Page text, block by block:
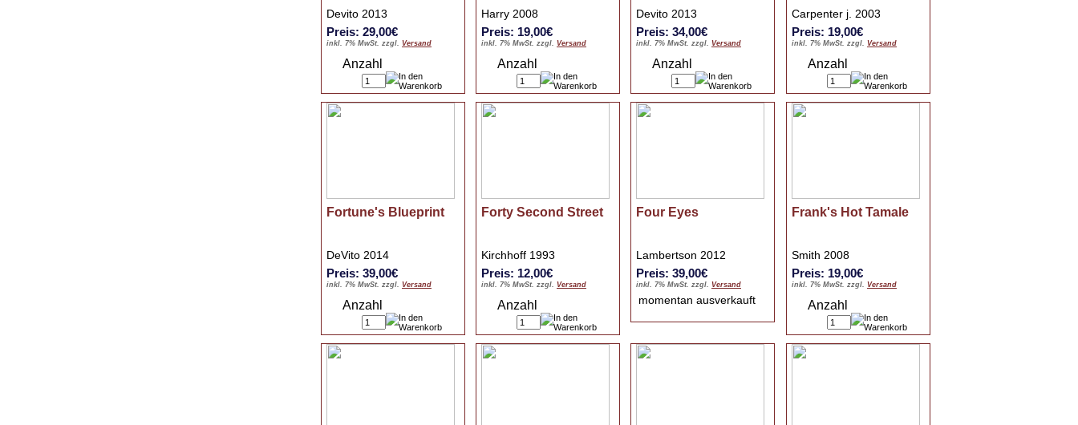
Devito 2013
Preis: 29,00€
inkl. 7% MwSt. zzgl. Versand
Anzahl
Harry 2008
Preis: 19,00€
inkl. 7% MwSt. zzgl. Versand
Anzahl
Devito 2013
Preis: 34,00€
inkl. 7% MwSt. zzgl. Versand
Anzahl
Carpenter j. 2003
Preis: 19,00€
inkl. 7% MwSt. zzgl. Versand
Anzahl
Fortune's Blueprint
DeVito 2014
Preis: 39,00€
inkl. 7% MwSt. zzgl. Versand
Anzahl
Forty Second Street
Kirchhoff 1993
Preis: 12,00€
inkl. 7% MwSt. zzgl. Versand
Anzahl
Four Eyes
Lambertson 2012
Preis: 39,00€
inkl. 7% MwSt. zzgl. Versand
momentan ausverkauft
Frank's Hot Tamale
Smith 2008
Preis: 19,00€
inkl. 7% MwSt. zzgl. Versand
Anzahl